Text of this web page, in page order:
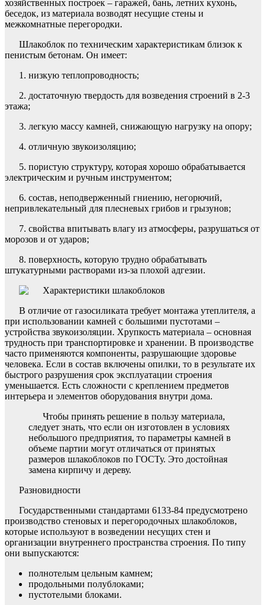
хозяйственных построек – гаражей, бань, летних кухонь,
беседок, из материала возводят несущие стены и
межкомнатные перегородки.
Шлакоблок по техническим характеристикам близок к
пенистым бетонам. Он имеет:
1. низкую теплопроводность;
2. достаточную твердость для возведения строений в 2-3
этажа;
3. легкую массу камней, снижающую нагрузку на опору;
4. отличную звукоизоляцию;
5. пористую структуру, которая хорошо обрабатывается
электрическим и ручным инструментом;
6. состав, неподверженный гниению, негорючий,
непривлекательный для плесневых грибов и грызунов;
7. свойства впитывать влагу из атмосферы, разрушаться от
морозов и от ударов;
8. поверхность, которую трудно обрабатывать
штукатурными растворами из-за плохой адгезии.
В отличие от газосиликата требует монтажа утеплителя, а
при использовании камней с большими пустотами –
устройства звукоизоляции. Хрупкость материала – основная
трудность при транспортировке и хранении. В производстве
часто применяются компоненты, разрушающие здоровье
человека. Если в состав включены опилки, то в результате их
быстрого разрушения срок эксплуатации строения
уменьшается. Есть сложности с креплением предметов
интерьера и элементов оборудования внутри дома.
Чтобы принять решение в пользу материала,
следует знать, что если он изготовлен в условиях
небольшого предприятия, то параметры камней в
объеме партии могут отличаться от принятых
размеров шлакоблоков по ГОСТу. Это достойная
замена кирпичу и дереву.
Разновидности
Государственными стандартами 6133-84 предусмотрено
производство стеновых и перегородочных шлакоблоков,
которые используют в возведении несущих стен и
организации внутреннего пространства строения. По типу
они выпускаются:
полнотелым цельным камнем;
продольными полублоками;
пустотелыми блоками.